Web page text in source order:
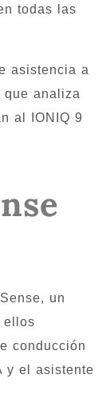
todas las
asistencia a
que analiza
al IONIQ 9
un
ellos
conducción
y el asistente